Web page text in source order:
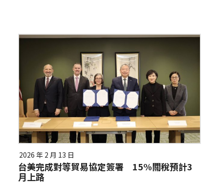
2026 年 2 月 13 日
台美完成對等貿易協定簽署 15%關稅預計3
月上路